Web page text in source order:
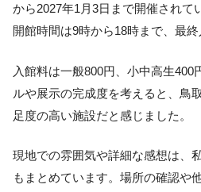
から2027年1月3日まで開催されて
開館時間は9時から18時まで、最終
入館料は一般800円、小中高生400
ルや展示の完成度を考えると、鳥
足度の高い施設だと感じました。
現地での雰囲気や詳細な感想は、
もまとめています。場所の確認や